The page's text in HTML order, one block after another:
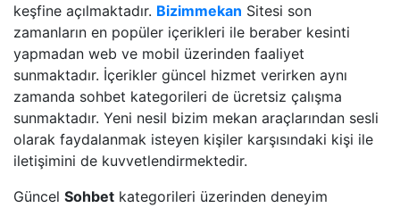
keşfine açılmaktadır. Bizimmekan Sitesi son
zamanların en popüler içerikleri ile beraber kesinti
yapmadan web ve mobil üzerinden faaliyet
sunmaktadır. İçerikler güncel hizmet verirken aynı
zamanda sohbet kategorileri de ücretsiz çalışma
sunmaktadır. Yeni nesil bizim mekan araçlarından sesli
olarak faydalanmak isteyen kişiler karşısındaki kişi ile
iletişimini de kuvvetlendirmektedir.
Güncel Sohbet kategorileri üzerinden deneyim